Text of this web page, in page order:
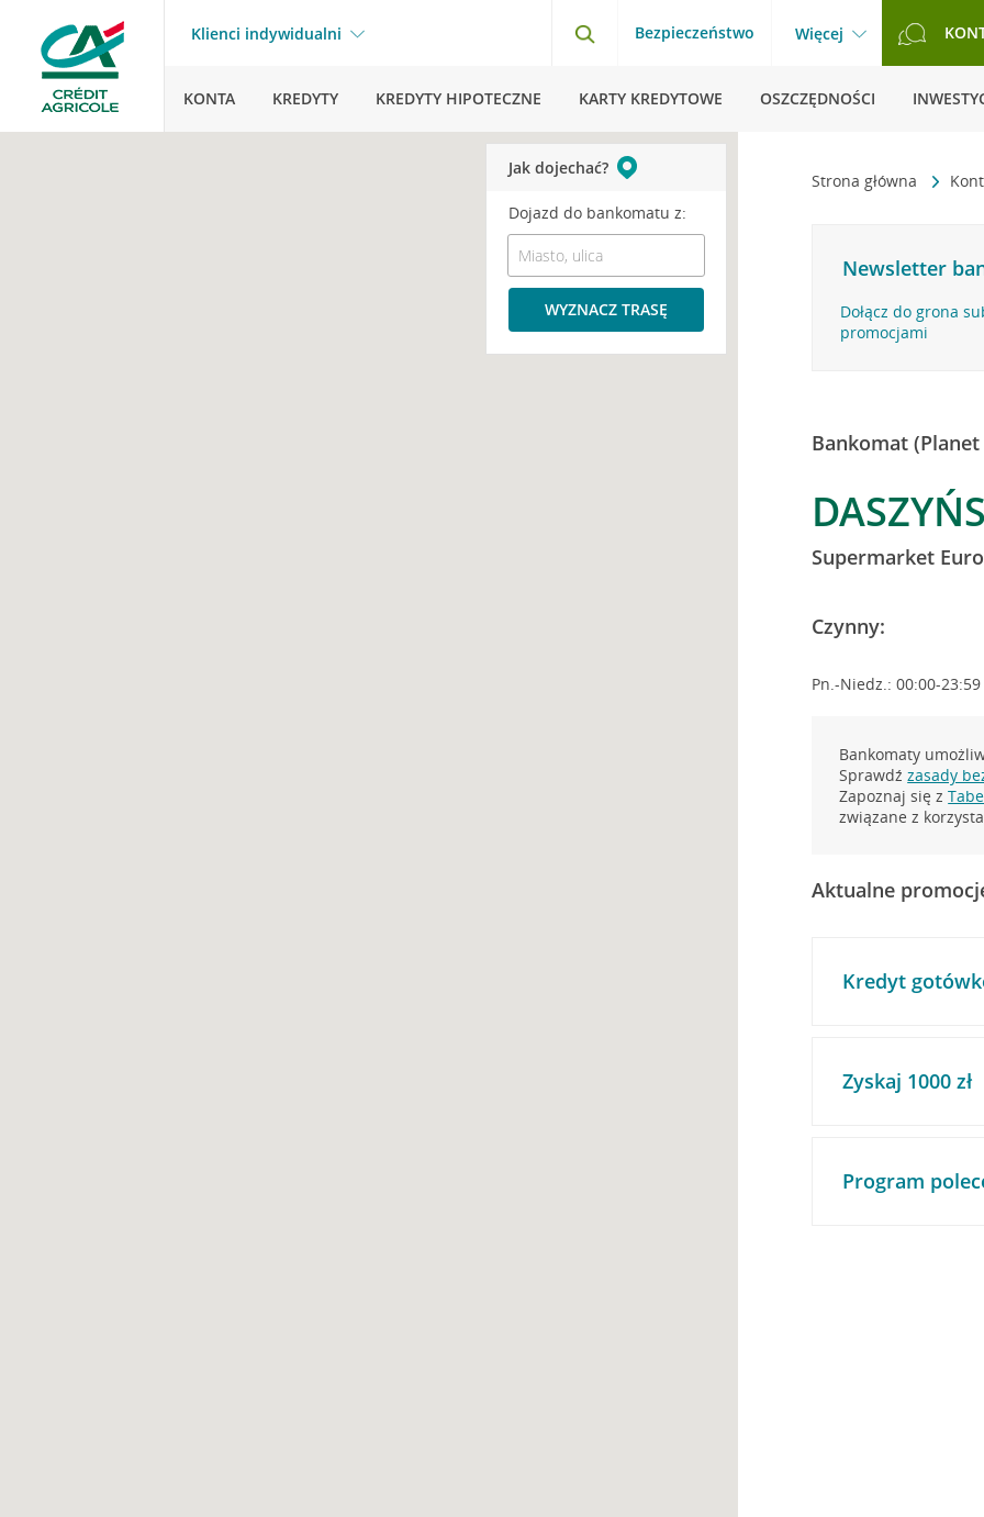
Klienci indywidualni Bezpieczeństwo Więcej
KONTA KREDYTY KREDYTY HIPOTECZNE KARTY KREDYTOWE OSZCZĘDNOŚCI
Strona główna
Newsletter
Dołącz do grona
promocjami
Bankomat (Planet
Supermarket
Czynny:
Pn.-Niedz.: 00:00-23:59
Bankomaty
Sprawdźzasady
Zapoznaj się z
związane z
Aktualne
Kredyt
Zyskaj 1000 zł
Program
Jak dojechać?
Dojazd do bankomatu z:
WYZNACZ TRASĘ